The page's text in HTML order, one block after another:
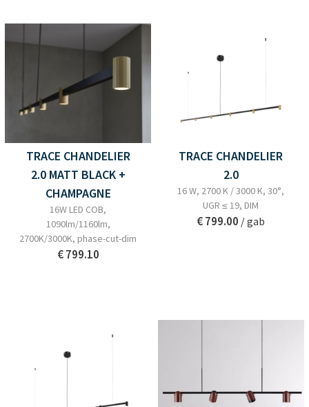
TRACE CHANDELIER
2.0 MATT BLACK +
CHAMPAGNE
16W LED COB,
1090lm/1160lm,
2700K/3000K, phase-cut-dim
€ 799.10
TRACE CHANDELIER
2.0
16 W, 2700 K / 3000 K, 30°,
UGR ≤ 19, DIM
€ 799.00 / gab